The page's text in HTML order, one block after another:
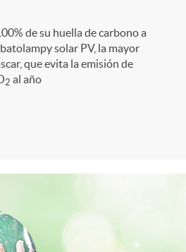
de su huella de carbono a
solar PV, la mayor
que evita la emisión de
2 al año